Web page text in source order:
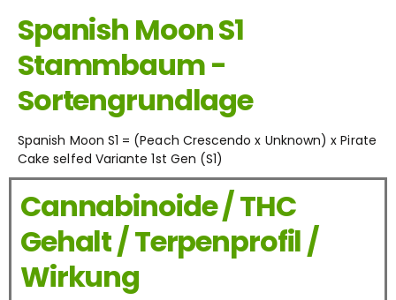
Spanish Moon S1
Stammbaum -
Sortengrundlage
Spanish Moon S1 = (Peach Crescendo x Unknown) x Pirate
Cake selfed Variante 1st Gen (S1)
Cannabinoide / THC
Gehalt / Terpenprofil /
Wirkung